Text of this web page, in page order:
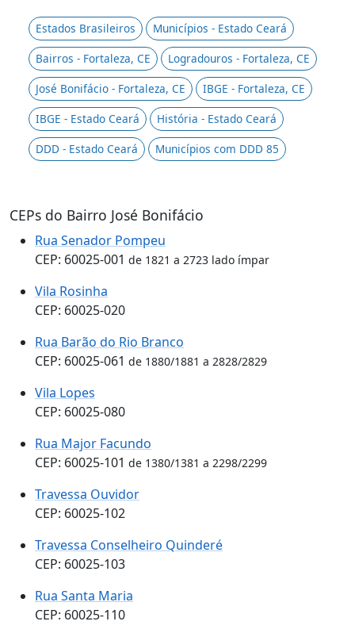
Estados Brasileiros
Municípios - Estado Ceará
Bairros - Fortaleza, CE
Logradouros - Fortaleza, CE
José Bonifácio - Fortaleza, CE
IBGE - Fortaleza, CE
IBGE - Estado Ceará
História - Estado Ceará
DDD - Estado Ceará
Municípios com DDD 85
CEPs do Bairro José Bonifácio
Rua Senador Pompeu
CEP: 60025-001 de 1821 a 2723 lado ímpar
Vila Rosinha
CEP: 60025-020
Rua Barão do Rio Branco
CEP: 60025-061 de 1880/1881 a 2828/2829
Vila Lopes
CEP: 60025-080
Rua Major Facundo
CEP: 60025-101 de 1380/1381 a 2298/2299
Travessa Ouvidor
CEP: 60025-102
Travessa Conselheiro Quinderé
CEP: 60025-103
Rua Santa Maria
CEP: 60025-110